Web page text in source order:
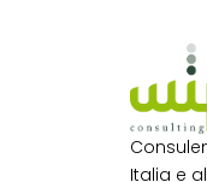
Italia e